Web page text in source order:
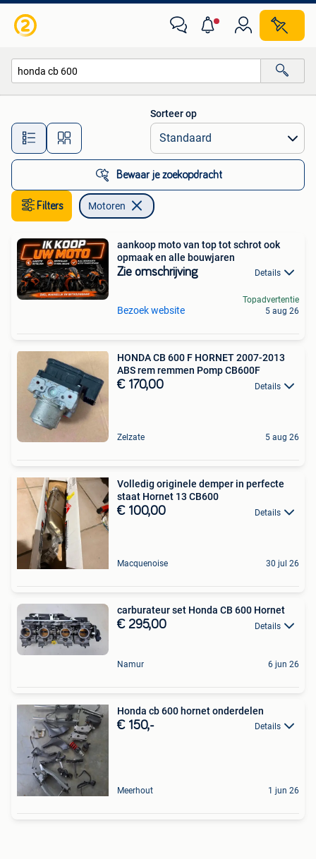
Alle afstanden…
Sorteer op
Bewaar je zoekopdracht
Filters Motoren
aankoop moto van top tot schrot ook
opmaak en alle bouwjaren
Zie omschrijving Details
Bezoek website
Topadvertentie
5 aug 26
HONDA CB 600 F HORNET 2007-2013
ABS rem remmen Pomp CB600F
€ 170,00 Details
Zelzate 5 aug 26
Volledig originele demper in perfecte
staat Hornet 13 CB600
€ 100,00 Details
Macquenoise 30 jul 26
carburateur set Honda CB 600 Hornet
€ 295,00 Details
Namur 6 jun 26
Honda cb 600 hornet onderdelen
€ 150,- Details
Meerhout 1 jun 26